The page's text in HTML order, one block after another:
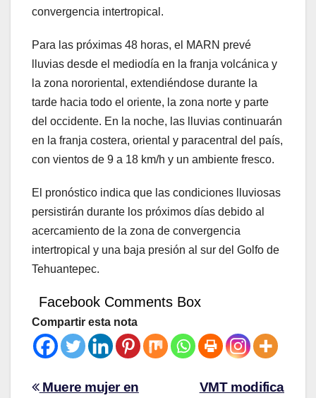
convergencia intertropical.
Para las próximas 48 horas, el MARN prevé
lluvias desde el mediodía en la franja volcánica y
la zona nororiental, extendiéndose durante la
tarde hacia todo el oriente, la zona norte y parte
del occidente. En la noche, las lluvias continuarán
en la franja costera, oriental y paracentral del país,
con vientos de 9 a 18 km/h y un ambiente fresco.
El pronóstico indica que las condiciones lluviosas
persistirán durante los próximos días debido al
acercamiento de la zona de convergencia
intertropical y una baja presión al sur del Golfo de
Tehuantepec.
Facebook Comments Box
Compartir esta nota
VMT modifica
Muere mujer en